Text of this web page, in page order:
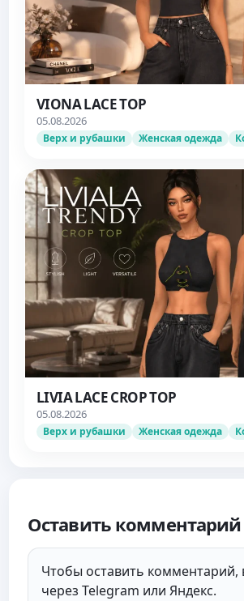
VIONA LACE TOP
05.08.2026
Верх и рубашки Женская одежда
LIVIA LACE CROP TOP
05.08.2026
Верх и рубашки Женская одежда
Оставить комментарий
Чтобы оставить комментарий,
через Telegram или Яндекс.